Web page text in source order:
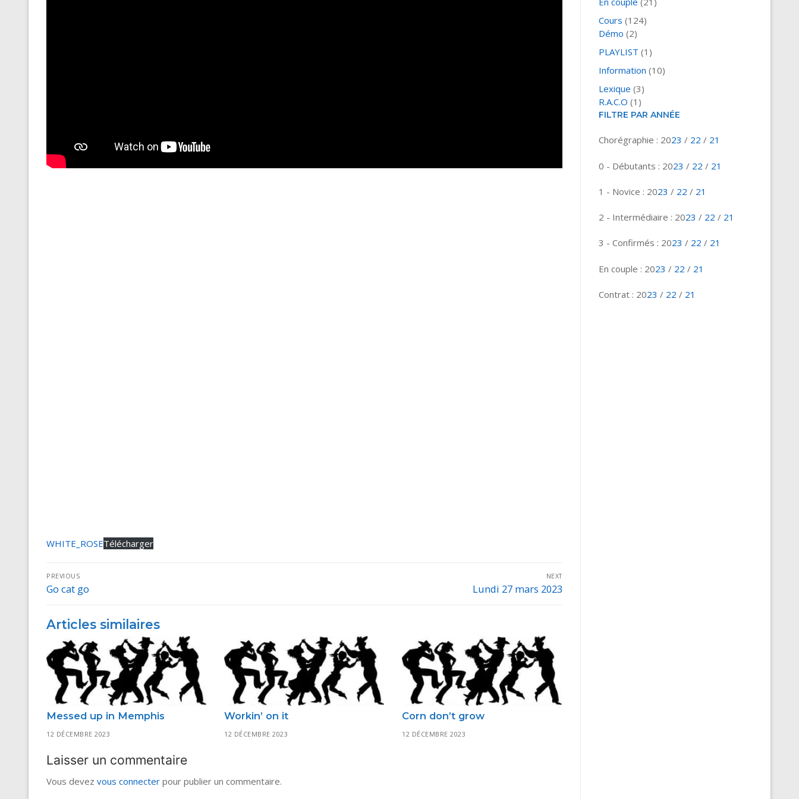
WHITE_ROSETélécharger
Navigation
de
l’article
PREVIOUS
Previous
Go cat go
NEXT
Next
Lundi 27 mars 2023
Articles similaires
Messed up in Memphis
12 DÉCEMBRE 2023
Workin’ on it
12 DÉCEMBRE 2023
Corn don’t grow
12 DÉCEMBRE 2023
Laisser un commentaire
Vous devez vous connecter pour publier un commentaire.
Cours (124)
Démo (2)
PLAYLIST (1)
Information (10)
Lexique (3)
R.A.C.O (1)
FILTRE PAR ANNÉE
Chorégraphie : 2023 / 22 / 21
0 - Débutants : 2023 / 22 / 21
1 - Novice : 2023 / 22 / 21
2 - Intermédiaire : 2023 / 22 / 21
3 - Confirmés : 2023 / 22 / 21
En couple : 2023 / 22 / 21
Contrat : 2023 / 22 / 21